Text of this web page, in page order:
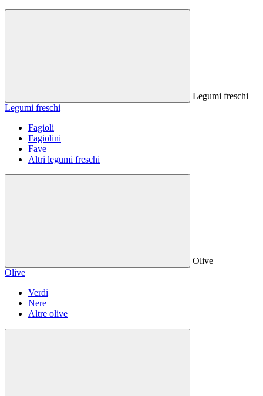
Legumi freschi
Legumi freschi
Fagioli
Fagiolini
Fave
Altri legumi freschi
Olive
Olive
Verdi
Nere
Altre olive